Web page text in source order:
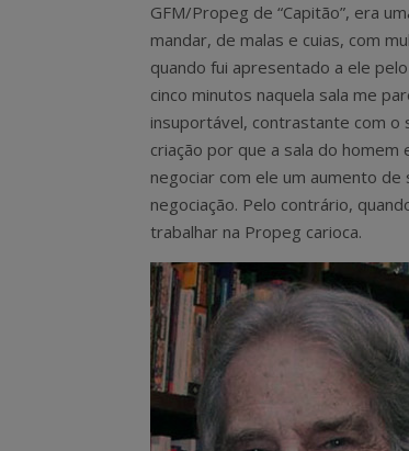
GFM/Propeg de “Capitão”, era
mandar, de malas e cuias, com
quando fui apresentado a ele
cinco minutos naquela sala me
insuportável, contrastante com o
criação por que a sala do homem
negociar com ele um aumento
negociação. Pelo contrário,
trabalhar na Propeg carioca.